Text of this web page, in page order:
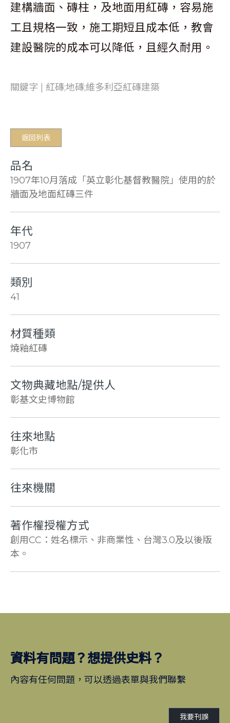
建構牆面、磚柱，及地面用紅磚，容易施
工且規格一致，施工期短且成本低，教會
建設醫院的成本可以降低，且經久耐用。
關鍵字 | 紅磚;地磚;維多利亞紅磚建築
返回列表
品名
1907年10月落成「英立彰化基督教醫院」使用的於
牆面及地面紅磚三件
年代
1907
類別
41
材質種類
燒釉紅磚
文物典藏地點/提供人
彰基文史博物館
往來地點
彰化市
往來機關
著作權授權方式
創用CC：姓名標示、非商業性、台灣3.0及以後版
本。
資料有問題？想提供史料？
內容有任何問題，可以透過表單與我們聯繫
我要刊誤